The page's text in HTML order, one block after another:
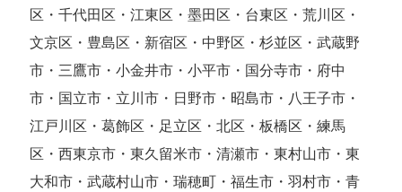
区・千代田区・江東区・墨田区・台東区・荒川区・
文京区・豊島区・新宿区・中野区・杉並区・武蔵野
市・三鷹市・小金井市・小平市・国分寺市・府中
市・国立市・立川市・日野市・昭島市・八王子市・
江戸川区・葛飾区・足立区・北区・板橋区・練馬
区・西東京市・東久留米市・清瀬市・東村山市・東
大和市・武蔵村山市・瑞穂町・福生市・羽村市・青